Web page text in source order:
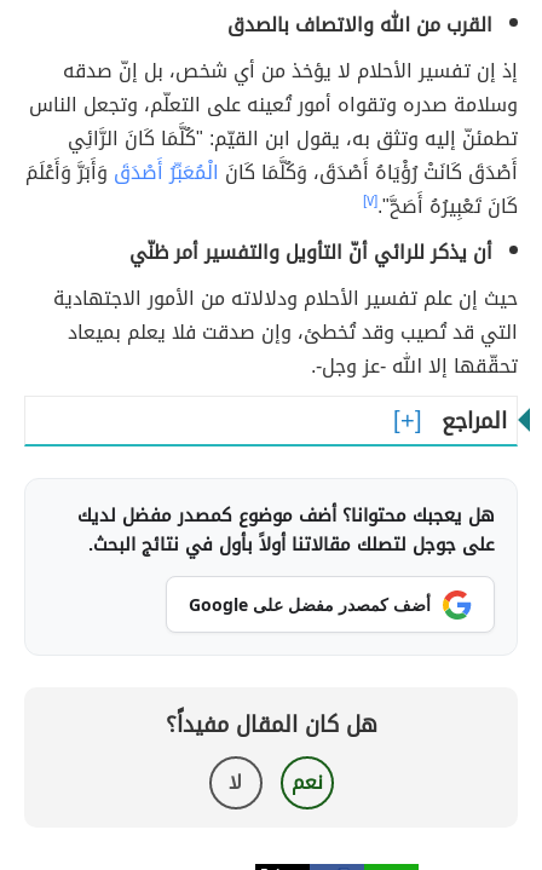
القرب من الله والاتصاف بالصدق
إذ إن تفسير الأحلام لا يؤخذ من أي شخص، بل إنّ صدقه
وسلامة صدره وتقواه أمور تُعينه على التعلّم، وتجعل الناس
تطمئنّ إليه وتثق به، يقول ابن القيّم: "كُلَّمَا كَانَ الرَّائِي
أَصْدَقَ كَانَتْ رُؤْيَاهُ أَصْدَقَ، وَكُلَّمَا كَانَ الْمُعَبِّرُ أَصْدَقَ وَأَبَرَّ وَأَعْلَمَ
كَانَ تَعْبِيرُهُ أَصَحَّ".[٧]
أن يذكر للرائي أنّ التأويل والتفسير أمر ظنّي
حيث إن علم تفسير الأحلام ودلالاته من الأمور الاجتهادية
التي قد تُصيب وقد تُخطئ، وإن صدقت فلا يعلم بميعاد
تحقّقها إلا الله -عز وجل-.
المراجع
هل يعجبك محتوانا؟ أضف موضوع كمصدر مفضل لديك
على جوجل لتصلك مقالاتنا أولاً بأول في نتائج البحث.
أضف كمصدر مفضل على Google
هل كان المقال مفيداً؟
نعم لا